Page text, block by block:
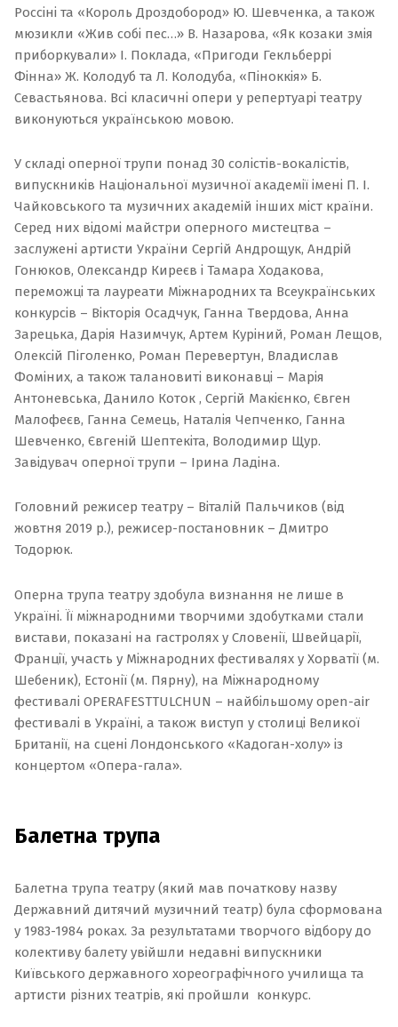
Россіні та «Король Дроздобород» Ю. Шевченка, а також
мюзикли «Жив собі пес…» В. Назарова, «Як козаки змія
приборкували» І. Поклада, «Пригоди Гекльберрі
Фінна» Ж. Колодуб та Л. Колодуба, «Піноккія» Б.
Севастьянова. Всі класичні опери у репертуарі театру
виконуються українською мовою.
У складі оперної трупи понад 30 солістів-вокалістів,
випускників Національної музичної академії імені П. І.
Чайковського та музичних академій інших міст країни.
Серед них відомі майстри оперного мистецтва –
заслужені артисти України Сергій Андрощук, Андрій
Гонюков, Олександр Киреєв і Тамара Ходакова,
переможці та лауреати Міжнародних та Всеукраїнських
конкурсів – Вікторія Осадчук, Ганна Твердова, Анна
Зарецька, Дарія Назимчук, Артем Куріний, Роман Лещов,
Олексій Піголенко, Роман Перевертун, Владислав
Фоміних, а також талановиті виконавці – Марія
Антоневська, Данило Коток , Сергій Макієнко, Євген
Малофеєв, Ганна Семець, Наталія Чепченко, Ганна
Шевченко, Євгеній Шептекіта, Володимир Щур.
Завідувач оперної трупи – Ірина Ладіна.
Головний режисер театру – Віталій Пальчиков (від
жовтня 2019 р.), режисер-постановник – Дмитро
Тодорюк.
Оперна трупа театру здобула визнання не лише в
Україні. Її міжнародними творчими здобутками стали
вистави, показані на гастролях у Словенії, Швейцарії,
Франції, участь у Міжнародних фестивалях у Хорватії (м.
Шебеник), Естонії (м. Пярну), на Міжнародному
фестивалі ОPERAFESTTULCHUN – найбільшому оpen-air
фестивалі в Україні, а також виступ у столиці Великої
Британії, на сцені Лондонського «Кадоган-холу» із
концертом «Опера-гала».
Балетна трупа
Балетна трупа театру (який мав початкову назву
Державний дитячий музичний театр) була сформована
у 1983-1984 роках. За результатами творчого відбору до
колективу балету увійшли недавні випускники
Київського державного хореографічного училища та
артисти різних театрів, які пройшли конкурс.